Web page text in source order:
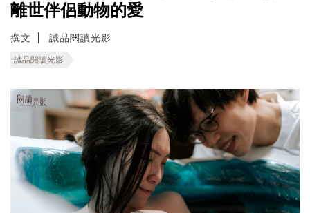
離世伴侶動物的愛
撰文 誠品閱讀光影
誠品閱讀光影